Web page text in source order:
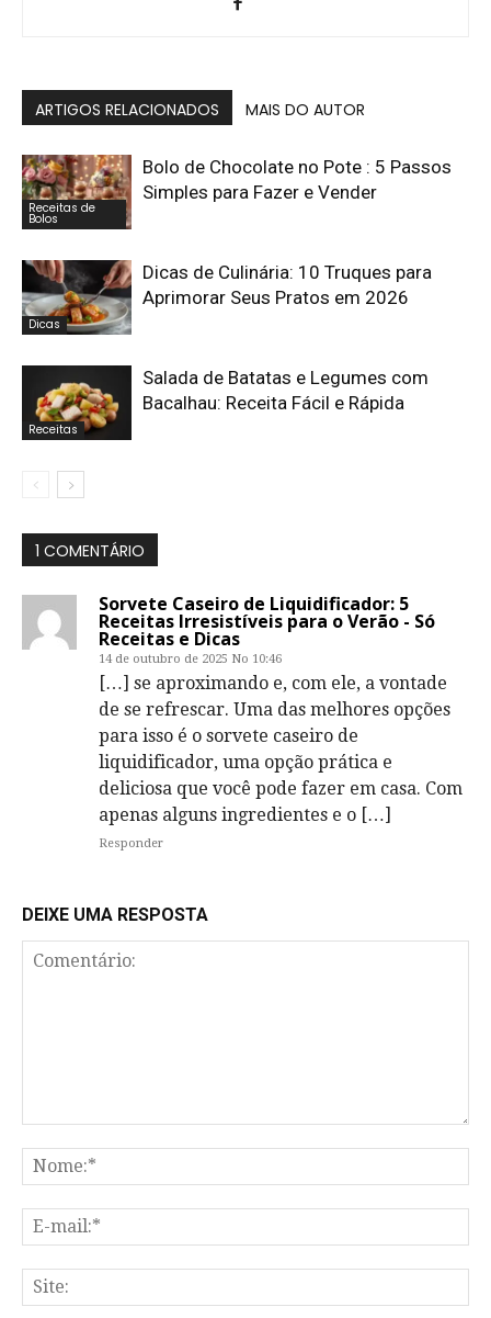
ARTIGOS RELACIONADOS MAIS DO AUTOR
Receitas de
Bolos
Bolo de Chocolate no Pote : 5 Passos
Simples para Fazer e Vender
Dicas
Dicas de Culinária: 10 Truques para
Aprimorar Seus Pratos em 2026
Receitas
Salada de Batatas e Legumes com
Bacalhau: Receita Fácil e Rápida
1 COMENTÁRIO
Sorvete Caseiro de Liquidificador: 5
Receitas Irresistíveis para o Verão - Só
Receitas e Dicas
14 de outubro de 2025 No 10:46
[…] se aproximando e, com ele, a vontade
de se refrescar. Uma das melhores opções
para isso é o sorvete caseiro de
liquidificador, uma opção prática e
deliciosa que você pode fazer em casa. Com
apenas alguns ingredientes e o […]
Responder
DEIXE UMA RESPOSTA